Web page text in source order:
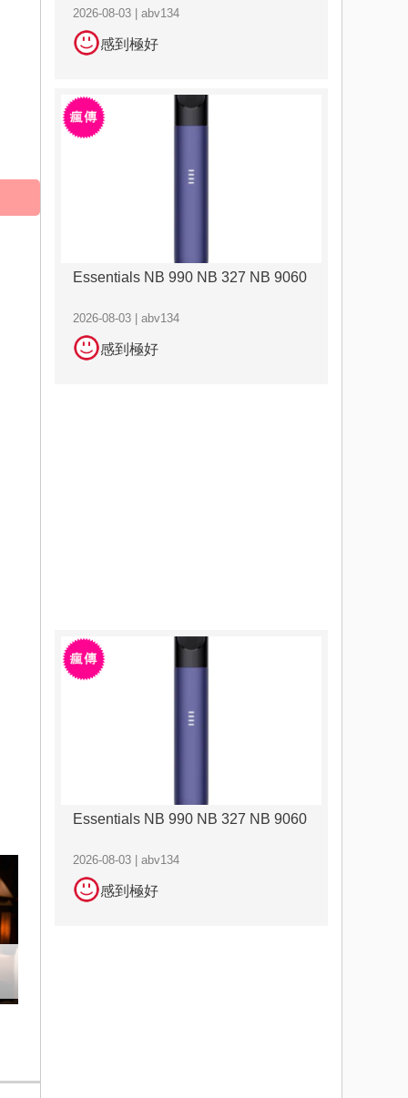
2026-08-03 | abv134
感到極好
Essentials NB 990 NB 327 NB 9060
2026-08-03 | abv134
感到極好
Essentials NB 990 NB 327 NB 9060
2026-08-03 | abv134
感到極好